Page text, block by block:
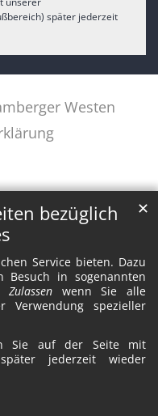
bezüglich
Service bieten. Dazu
Besuch in sogenannten
Zulassen wenn Sie alle
Verwendung spezieller
Sie auf der Seite mit
jederzeit wieder
✕
später jederzeit
Westen